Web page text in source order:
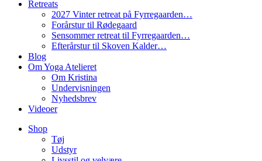
Retreats
2027 Vinter retreat på Fyrregaarden…
Forårstur til Rødegaard
Sensommer retreat til Fyrregaarden…
Efterårstur til Skoven Kalder…
Blog
Om Yoga Atelieret
Om Kristina
Undervisningen
Nyhedsbrev
Videoer
Shop
Tøj
Udstyr